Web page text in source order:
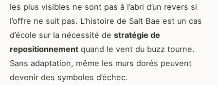
les plus visibles ne sont pas à l’abri d’un revers si
l’offre ne suit pas. L’histoire de Salt Bae est un cas
d’école sur la nécessité de stratégie de
repositionnement quand le vent du buzz tourne.
Sans adaptation, même les murs dorés peuvent
devenir des symboles d’échec.